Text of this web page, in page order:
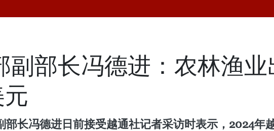
副部长冯德进：农林渔
部长冯德进日前接受越通社记者采访时表示，2024年